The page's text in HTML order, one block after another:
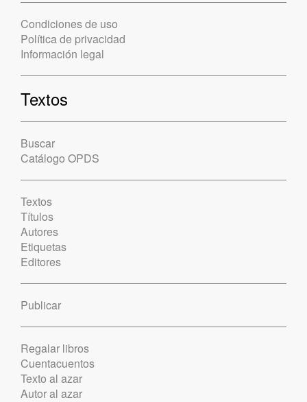
Condiciones de uso
Política de privacidad
Información legal
Textos
Buscar
Catálogo OPDS
Textos
Títulos
Autores
Etiquetas
Editores
Publicar
Regalar libros
Cuentacuentos
Texto al azar
Autor al azar